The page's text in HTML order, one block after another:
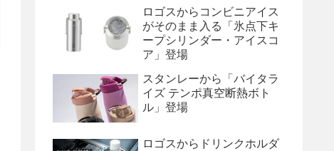
ロゴスからコンビニアイス
がそのまま入る「氷点下キ
ープシリンダー・アイスコ
ア」登場
スタンレーから「バイタラ
イズ テンポ真空断熱ボト
ル」登場
ロゴスからドリンクホルダ